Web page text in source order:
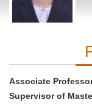
Associate
Supervisor of